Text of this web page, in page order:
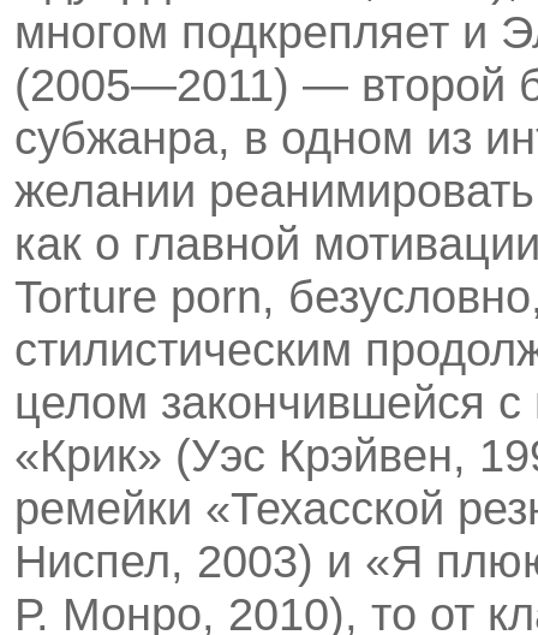
многом подкрепляет и
(2005—2011) — второй
субжанра, в одном из
желании
как о главной
Torture porn,
стилистическим
целом закончившейся
«Крик» (Уэс Крэйвен,
ремейки «Техасской
Ниспел, 2003) и «Я
Р. Монро, 2010), то от